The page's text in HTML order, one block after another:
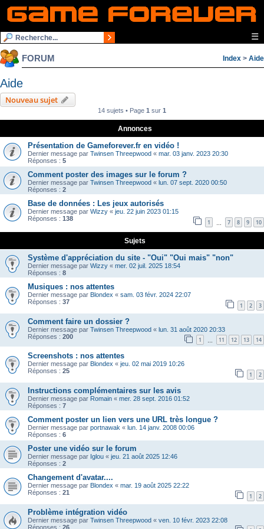
☰
FORUM Index > Aide
Aide
Nouveau sujet
14 sujets • Page 1 sur 1
Annonces
Présentation de Gameforever.fr en vidéo !
Dernier message par Twinsen Threepwood « mar. 03 janv. 2023 20:30
Réponses : 5
Comment poster des images sur le forum ?
Dernier message par Twinsen Threepwood « lun. 07 sept. 2020 00:50
Réponses : 2
Base de données : Les jeux autorisés
Dernier message par Wizzy « jeu. 22 juin 2023 01:15
Réponses : 138 1 7 8 9 10
Sujets
Système d'appréciation du site - "Oui" "Oui mais" "non"
Dernier message par Wizzy « mer. 02 juil. 2025 18:54
Réponses : 8
Musiques : nos attentes
Dernier message par Blondex « sam. 03 févr. 2024 22:07
Réponses : 37 1 2 3
Comment faire un dossier ?
Dernier message par Twinsen Threepwood « lun. 31 août 2020 20:33
Réponses : 200 1 11 12 13 14
Screenshots : nos attentes
Dernier message par Blondex « jeu. 02 mai 2019 10:26
Réponses : 25 1 2
Instructions complémentaires sur les avis
Dernier message par Romain « mer. 28 sept. 2016 01:52
Réponses : 7
Comment poster un lien vers une URL très longue ?
Dernier message par portnawak « lun. 14 janv. 2008 00:06
Réponses : 6
Poster une vidéo sur le forum
Dernier message par Iglou « jeu. 21 août 2025 12:46
Réponses : 2
Changement d'avatar....
Dernier message par Blondex « mar. 19 août 2025 22:22
Réponses : 21 1 2
Problème intégration vidéo
Dernier message par Twinsen Threepwood « ven. 10 févr. 2023 22:08
Réponses : 26